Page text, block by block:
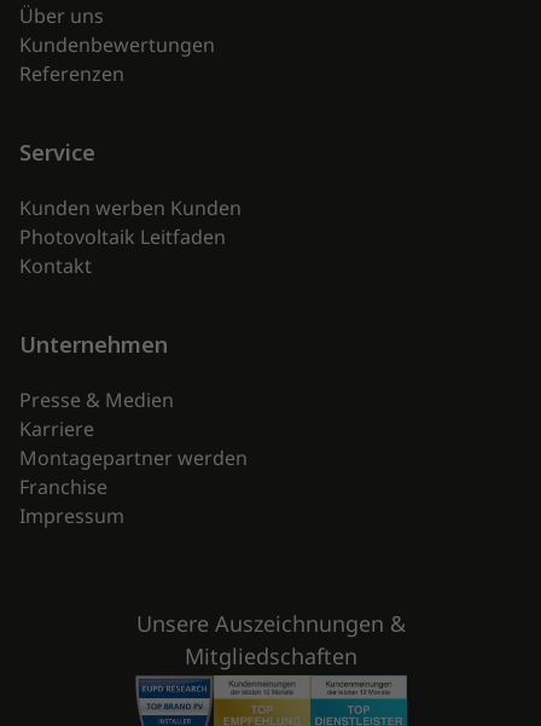
Über uns
Kundenbewertungen
Referenzen
Service
Kunden werben Kunden
Photovoltaik Leitfaden
Kontakt
Unternehmen
Presse & Medien
Karriere
Montagepartner werden
Franchise
Impressum
Unsere Auszeichnungen &
Mitgliedschaften